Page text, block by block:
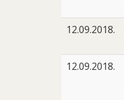
12.09.2018.
12.09.2018.